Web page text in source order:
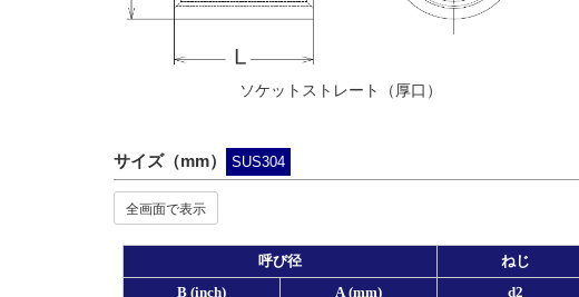
ソケットストレート（厚口）
サイズ（mm） SUS304
全画面で表示